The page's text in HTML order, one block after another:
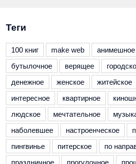
Теги
100 книг make web анимешное
бутылочное
верящее
денежное
женское житейское
интересное
квартирное
людское
мечтательное
наболевшее
настроенческое
пингвинье
питерское
по
праздничное
прогулочное